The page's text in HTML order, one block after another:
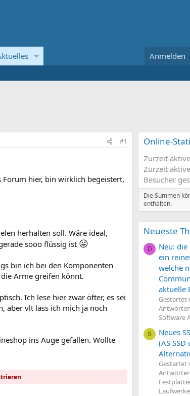
Anmelden
#1
hier, bin wirklich begeistert,
herhalten soll. Wäre ideal,
sooo flüssig ist 😛
bin ich bei den Komponenten
Arme greifen könnt.
Ich lese hier zwar öfter, es sei
aber vlt lass ich mich ja noch
ins Auge gefallen. Wollte
Online-
Zurzeit
Zurzeit
Besucher
Die Summen
enthalten.
Neueste
D
Neu: die
ein
welche
aktuelle
Gestartet
Software
S
Neues
(AS
Gestartet
Laufwerke